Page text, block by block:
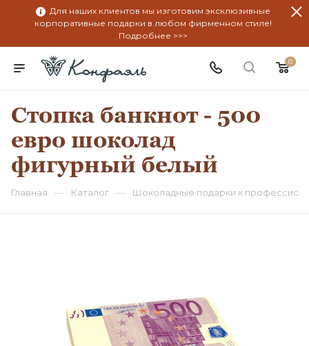
Для наших клиентов мы изготовим эксклюзивные
корпоративные подарки в любом фирменном стиле!
Подробнее >>>
0
Стопка банкнот - 500
евро шоколад
фигурный белый
Главная — Каталог — Шоколадные подарки к